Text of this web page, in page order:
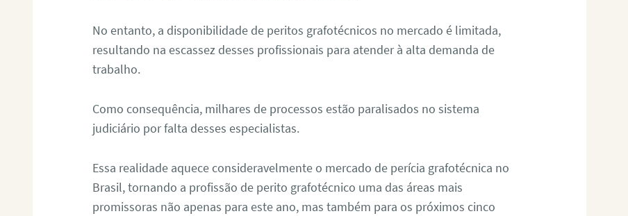
No entanto, a disponibilidade de peritos grafotécnicos no mercado é limitada,
resultando na escassez desses profissionais para atender à alta demanda de
trabalho.
Como consequência, milhares de processos estão paralisados no sistema
judiciário por falta desses especialistas.
Essa realidade aquece consideravelmente o mercado de perícia grafotécnica no
Brasil, tornando a profissão de perito grafotécnico uma das áreas mais
promissoras não apenas para este ano, mas também para os próximos cinco